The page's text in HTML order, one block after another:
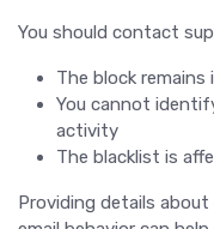
You should contact
The block
You cannot
activity
The blacklist is
Providing details